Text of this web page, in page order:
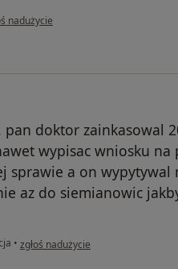
użytkownika Urszula
nadużycie
doktor zainkasowal
wypisac wniosku na
sprawie a on wypytywal
az do siemianowic
• w opinii użytkownika Konto zostało
zgłoś nadużycie